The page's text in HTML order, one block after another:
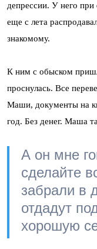
депрессии. У него
еще с лета
знакомому.
К ним с обыском
проснулась. Все
Маши, документы на
год. Без денег. Маша
А он мне
сделайте
забрали в
отдадут
хорошую